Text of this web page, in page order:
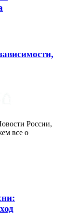
России,
все о